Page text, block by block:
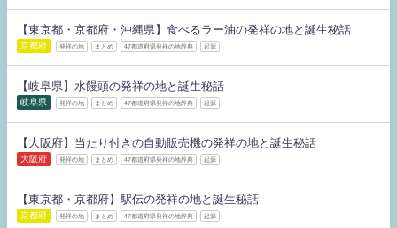
【東京都・京都府・沖縄県】食べるラー油の発祥の地と誕生秘話
京都府 発祥の地 まとめ 47都道府県発祥の地辞典 起源
【岐阜県】水饅頭の発祥の地と誕生秘話
岐阜県 発祥の地 まとめ 47都道府県発祥の地辞典 起源
【大阪府】当たり付きの自動販売機の発祥の地と誕生秘話
大阪府 発祥の地 まとめ 47都道府県発祥の地辞典 起源
【東京都・京都府】駅伝の発祥の地と誕生秘話
京都府 発祥の地 まとめ 47都道府県発祥の地辞典 起源